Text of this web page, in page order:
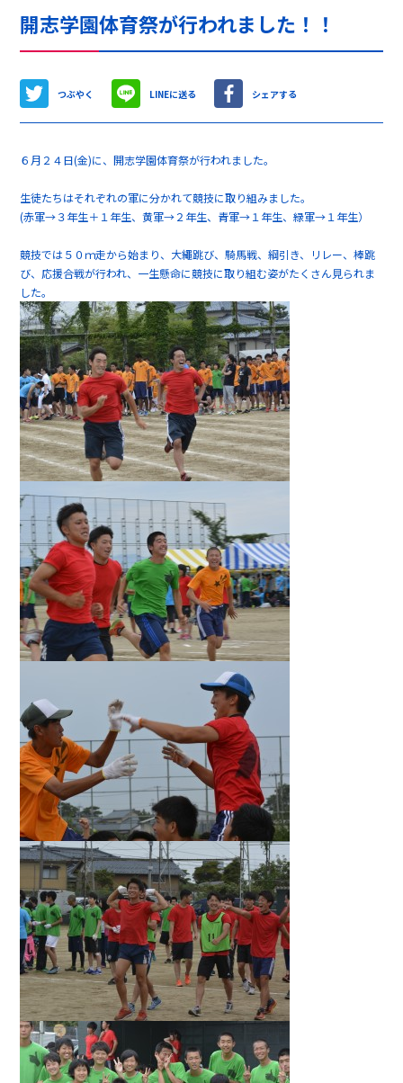
開志学園体育祭が行われました！！
つぶやく LINEに送る シェアする
６月２４日(金)に、開志学園体育祭が行われました。
生徒たちはそれぞれの軍に分かれて競技に取り組みました。
(赤軍→３年生＋１年生、黄軍→２年生、青軍→１年生、緑軍→１年生）
競技では５０ｍ走から始まり、大繩跳び、騎馬戦、綱引き、リレー、棒跳
び、応援合戦が行われ、一生懸命に競技に取り組む姿がたくさん見られま
した。